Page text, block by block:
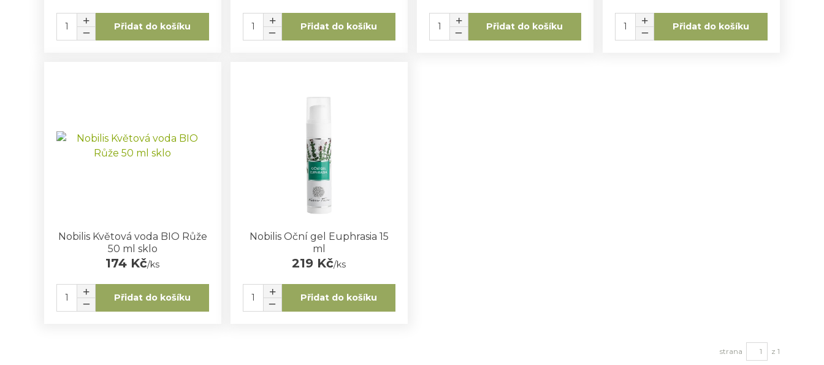
Přidat do košíku Přidat do košíku Přidat do košíku Přidat do košíku
Nobilis Květová voda BIO Růže
50 ml sklo
174 Kč/ks
Přidat do košíku
Nobilis Oční gel Euphrasia 15
ml
219 Kč/ks
Přidat do košíku
strana z 1